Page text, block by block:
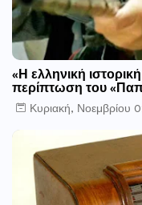
«Η ελληνική
περίπτωση του
Κυριακή, Νοεμβρίου